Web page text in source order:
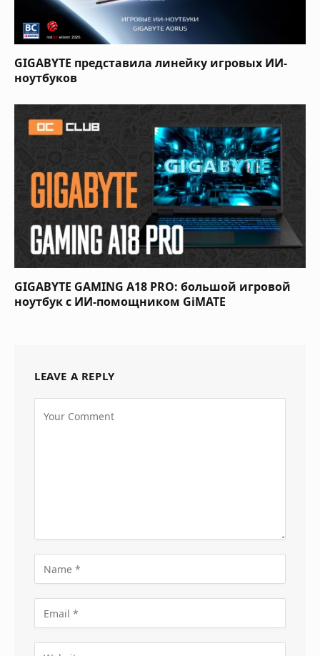
GIGABYTE представила линейку игровых ИИ-
ноутбуков
GIGABYTE GAMING A18 PRO: большой игровой
ноутбук с ИИ-помощником GiMATE
LEAVE A REPLY